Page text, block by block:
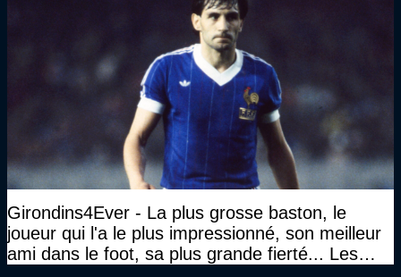
Girondins4Ever - La plus grosse baston, le
joueur qui l'a le plus impressionné, son meilleur
ami dans le foot, sa plus grande fierté... Les